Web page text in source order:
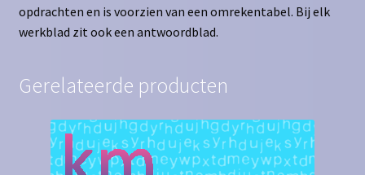
opdrachten en is voorzien van een omrekentabel. Bij elk
werkblad zit ook een antwoordblad.
Gerelateerde producten